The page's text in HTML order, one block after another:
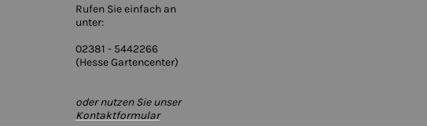
Rufen Sie einfach an
unter:
02381 - 5442266
(Hesse Gartencenter)
oder nutzen Sie unser
Kontaktformular